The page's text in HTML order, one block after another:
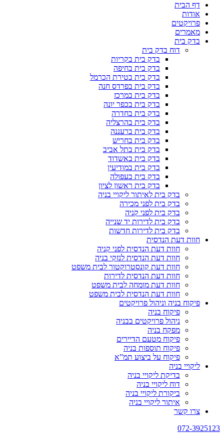
דף הבית
אודות
פרויקטים
מאמרים
בדק בית
דוח בדק בית
בדק בית בקריות
בדק בית בחיפה
בדק בית בטירת הכרמל
בדק בית בפרדס חנה
בדק בית במרכז
בדק בית בכפר יונה
בדק בית בחדרה
בדק בית בהרצליה
בדק בית ברעננה
בדק בית בחריש
בדק בית בתל אביב
בדק בית באשדוד
בדק בית במודיעין
בדק בית בעפולה
בדק בית ראשון לציון
בדק בית לאיתור ליקויי בניה
בדק בית לפני מכירה
בדק בית לפני קניה
בדק בית לדירות יד שנייה
בדק בית לדירות חדשות
חוות דעת הנדסית
חוות דעת הנדסית לפני קניה
חוות דעת הנדסית לנזקי בניה
חוות דעת קונסטרוקטור לבית משפט
חוות דעת הנדסית לדירות
חוות דעת מומחה לבית משפט
חוות דעת הנדסית לבית משפט
פיקוח בניה וניהול פרויקטים
פיקוח בניה
ניהול פרויקטים בבניה
מפקח בניה
פיקוח מטעם הדיירים
פיקוח תוספות בניה
פיקוח על ביצוע תמ”א
ליקויי בניה
בדיקת ליקויי בניה
דוח ליקויי בניה
ביקורת ליקויי בניה
איתור ליקויי בניה
צרו קשר
072-3925123